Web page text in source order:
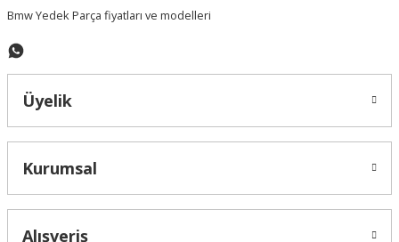
Bmw Yedek Parça fiyatları ve modelleri
Üyelik
Kurumsal
Alışveriş